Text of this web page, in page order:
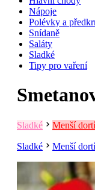
Nápoje
Polévky a
Snídaně
Saláty
Sladké
Tipy pro vaření
Sladké Menší
Sladké Menší